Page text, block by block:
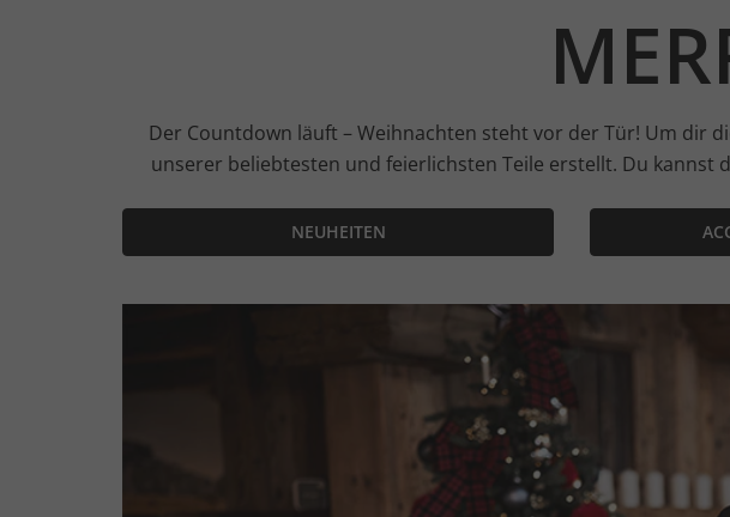
Der Countdown läuft – Weihnachten steht vor der Tür! Um dir
unserer beliebtesten und feierlichsten Teile erstellt. Du kannst
NEUHEITEN